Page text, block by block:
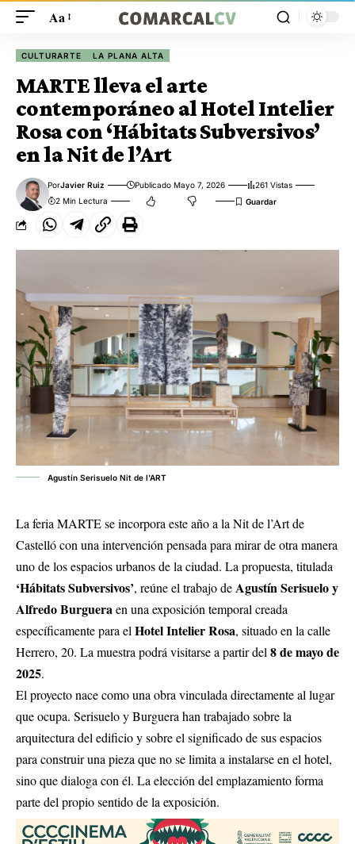
Aa
CULTURARTE LA PLANA ALTA
MARTE lleva el arte
contemporáneo al Hotel Intelier
Rosa con ‘Hábitats Subversivos’
en la Nit de l’Art
PorJavier Ruiz Publicado Mayo 7, 2026
261 Vistas
2 Min Lectura
Agustín Serisuelo Nit de l'ART
La feria MARTE se incorpora este año a la Nit de l’Art de
Castelló con una intervención pensada para mirar de otra manera
uno de los espacios urbanos de la ciudad. La propuesta, titulada
‘Hábitats Subversivos’, reúne el trabajo deAgustín Serisuelo y
Alfredo Burgueraen una exposición temporal creada
específicamente para el Hotel Intelier Rosa, situado en la calle
Herrero, 20. La muestra podrá visitarse a partir del 8 de mayo de
2025.
El proyecto nace como una obra vinculada directamente al lugar
que ocupa. Serisuelo y Burguera han trabajado sobre la
arquitectura del edificio y sobre el significado de sus espacios
para construir una pieza que no se limita a instalarse en el hotel,
sino que dialoga con él. La elección del emplazamiento forma
parte del propio sentido de la exposición.